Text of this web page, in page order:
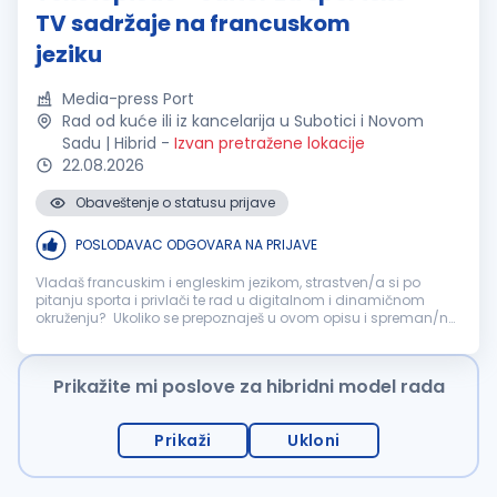
TV sadržaje na francuskom
jeziku
Media-press Port
Rad od kuće ili iz kancelarija u Subotici i Novom
Sadu | Hibrid - Izvan pretražene lokacije
22.08.2026
Obaveštenje o statusu prijave
POSLODAVAC ODGOVARA NA PRIJAVE
Vladaš francuskim i engleskim jezikom, strastven/a si po
pitanju sporta i privlači te rad u digitalnom i dinamičnom
okruženju? Ukoliko se prepoznaješ u ovom opisu i spreman/na
nas! Potreb...
Prikažite mi poslove za hibridni model rada
Prikaži Ukloni